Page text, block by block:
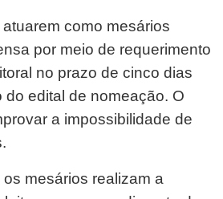
como mesários
por meio de requerimento
no prazo de cinco dias
edital de nomeação. O
a impossibilidade de
mesários realizam a